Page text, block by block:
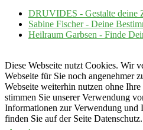
DRUVIDES - Gestalte deine
Sabine Fischer - Deine
Heilraum Garbsen - Finde
Diese Webseite nutzt Cookies. Wir
Webseite für Sie noch angenehmer
Webseite weiterhin nutzen ohne
stimmen Sie unserer Verwendung
Informationen zur Verwendung und
finden Sie auf der Seite Datenschutz.